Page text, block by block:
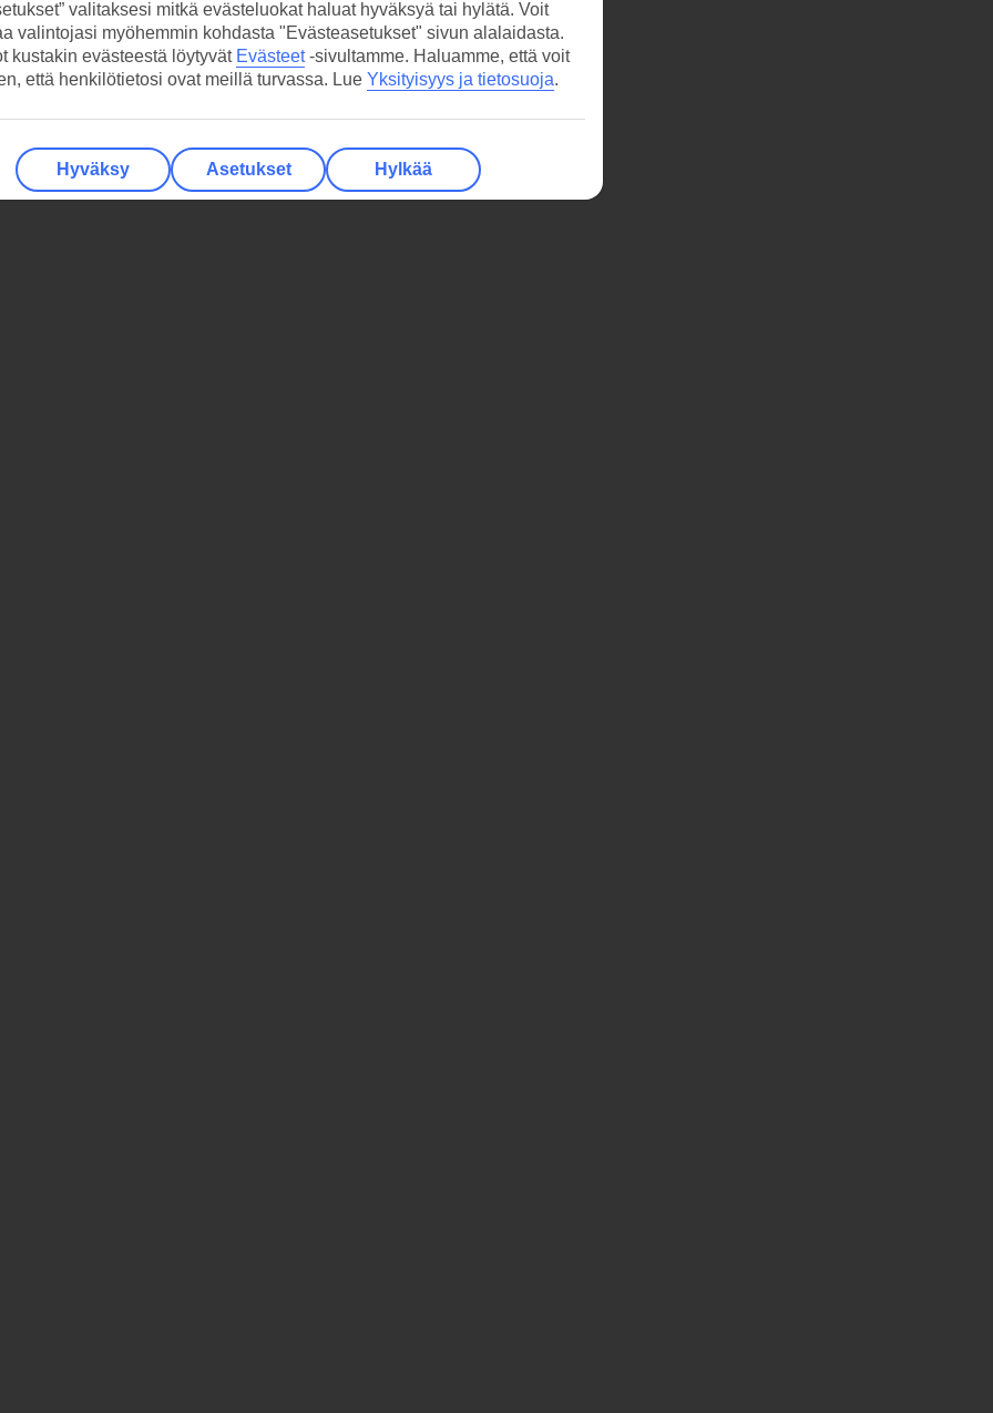
valitaksesi mitkä evästeluokat haluat hyväksyä tai hylätä. Voit
valintojasi myöhemmin kohdasta "Evästeasetukset" sivun alalaidasta.
kustakin evästeestä löytyvät Evästeet-sivultamme. Haluamme, että voit
että henkilötietosi ovat meillä turvassa. Lue Yksityisyys ja tietosuoja.
Hyväksy Asetukset Hylkää